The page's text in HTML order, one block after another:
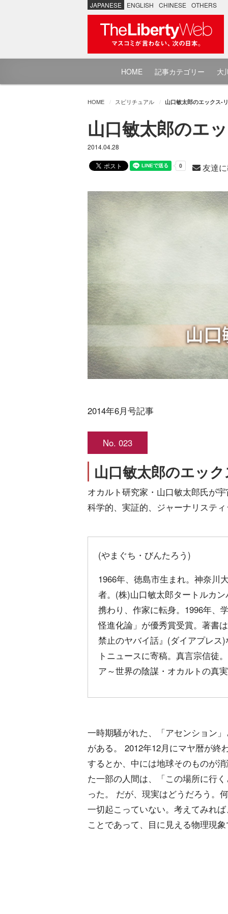
JAPANESE ENGLISH CHINESE OTHERS
HOME 記事カテゴリー 大
HOME スピリチュアル 山口敏太郎のエックス-
山口敏太郎のエ
2014.04.28
友達
2014年6月号記事
No. 023
山口敏太郎のエッ
オカルト研究家・山口敏太郎氏が
科学的、実証的、ジャーナリステ
(やまぐち・びんたろう)
1966年、徳島市生まれ。神奈川
者。(株)山口敏太郎タートルカ
携わり、作家に転身。1996年、
怪進化論」が優秀賞受賞。著書
禁止のヤバイ話』(ダイアプレス
トニュースに寄稿。真言宗信徒
ア～世界の陰謀・オカルトの真
一時期騒がれた、「アセンション
がある。 2012年12月にマヤ暦が終
するとか、中には地球そのものが
た一部の人間は、「この場所に行
った。 だが、現実はどうだろう。
一切起こっていない。考えてみれ
ことであって、目に見える物理現